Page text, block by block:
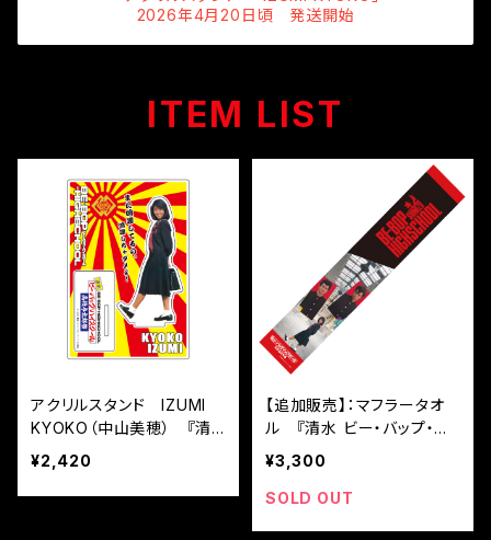
2026年4月20日頃 発送開始
ITEM LIST
アクリルスタンド IZUMI
KYOKO（中山美穂） 『清
水 ビー・バップ・ハイスクー
ル 高校与太郎祭』
¥2,420
【追加販売】：マフラータオ
ル 『清水 ビー・バップ・ハ
イスクール 高校与太郎祭』
¥3,300
SOLD OUT